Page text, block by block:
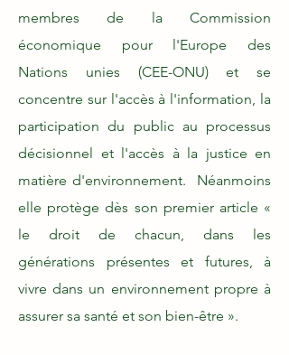
membres de la Commission
économique pour l'Europe des
Nations unies (CEE-ONU) et se
concentre sur l'accès à l'information, la
participation du public au processus
décisionnel et l'accès à la justice en
matière d'environnement. Néanmoins
elle protège dès son premier article «
le droit de chacun, dans les
générations présentes et futures, à
vivre dans un environnement propre à
assurer sa santé et son bien-être ».